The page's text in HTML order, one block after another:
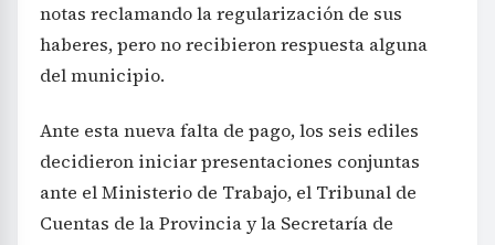
notas reclamando la regularización de sus
haberes, pero no recibieron respuesta alguna
del municipio.
Ante esta nueva falta de pago, los seis ediles
decidieron iniciar presentaciones conjuntas
ante el Ministerio de Trabajo, el Tribunal de
Cuentas de la Provincia y la Secretaría de